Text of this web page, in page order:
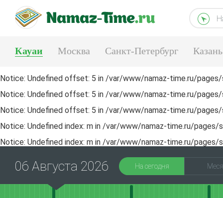
Кауаи Москва Санкт-Петербург Казань
Екатеринбург
Notice: Undefined offset: 5 in /var/www/namaz-time.ru/
Notice: Undefined offset: 5 in /var/www/namaz-time.ru/
Notice: Undefined offset: 5 in /var/www/namaz-time.ru/
Notice: Undefined index: m in /var/www/namaz-time.ru/pages/
Notice: Undefined index: m in /var/www/namaz-time.ru/pages/
06 Августа 2026 На сегодня